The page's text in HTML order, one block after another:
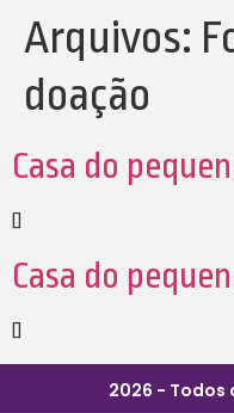
Arquivos:
doação
Casa do
[]
Casa do
[]
2026 - Todos